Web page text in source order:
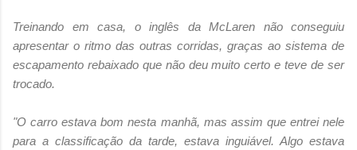
Treinando em casa, o inglês da McLaren não conseguiu
apresentar o ritmo das outras corridas, graças ao sistema de
escapamento rebaixado que não deu muito certo e teve de ser
trocado.
"O carro estava bom nesta manhã, mas assim que entrei nele
para a classificação da tarde, estava inguiável. Algo estava